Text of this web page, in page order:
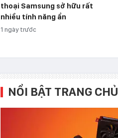
thoại Samsung sở hữu rất
nhiều tính năng ẩn
1 ngày trước
NỔI BẬT TRANG CHỦ